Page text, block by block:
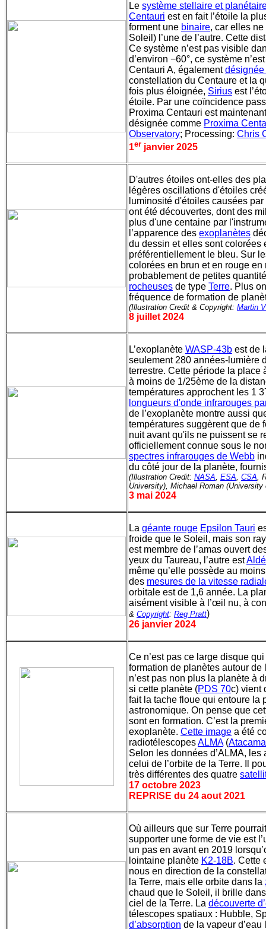
Le système stellaire et
Centauri est en fait l’étoile la
forment une binaire, car elles
Soleil) l’une de l’autre. Cette
Ce système n’est pas visible
d’environ −60°, ce système
Centauri A, également
constellation du Centaure et la
fois plus éloignée, Sirius est
étoile. Par une coïncidence
Proxima Centauri est
désignée comme Proxima
Observatory; Processing: Chris
1er janvier 2025
D'autres étoiles ont-elles des
légères oscillations d'étoiles
luminosité d'étoiles causées
ont été découvertes, dont des
plus d'une centaine par
l’apparence des exoplanètes
du dessin et elles sont
préférentiellement le bleu. Sur
colorées en brun et en rouge
probablement de petites
rocheuses de type Terre. Plus
fréquence de formation de
(Illustration Credit & Copyright: Martin
8 juillet 2024
L’exoplanète WASP-43b est de
seulement 280 années-lumière
terrestre. Cette période la place
à moins de 1/25ème de la
températures approchent les 1
longueurs d'onde infrarouges
de l’exoplanète montre aussi
températures suggèrent que de
nuit avant qu'ils ne puissent se
officiellement connue sous le
spectres infrarouges de Webb
du côté jour de la planète,
(Illustration Credit: NASA, ESA, CSA,
University), Michael Roman (University
3 mai 2024
La géante rouge Epsilon Tauri
froide que le Soleil, mais son
est membre de l’amas ouvert
yeux du Taureau, l’autre est
même qu’elle possède au
des mesures de la vitesse
orbitale est de 1,6 année. La
aisément visible à l’œil nu, à
& Copyright: Reg Pratt)
26 janvier 2024
Ce n’est pas ce large disque
formation de planètes autour de
n’est pas non plus la planète à
si cette planète (PDS 70c) vient
fait la tache floue qui entoure la
astronomique. On pense que
sont en formation. C’est la
exoplanète. Cette image a été
radiotélescopesALMA(
Selon les données d’ALMA,
celui de l’orbite de la Terre. Il
très différentes des quatre
17 octobre 2023
REPRISE du 24 aout 2021
Où ailleurs que sur Terre
supporter une forme de vie est
un pas en avant en 2019
lointaine planète K2-18B. Cette
nous en direction de la
la Terre, mais elle orbite dans la
chaud que le Soleil, il brille
ciel de la Terre. La découverte
télescopes spatiaux : Hubble,
d’absorption de la vapeur